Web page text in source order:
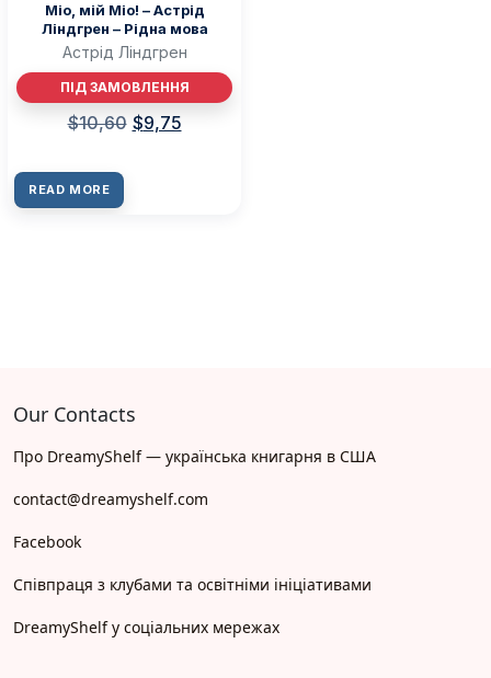
Міо, мій Міо! – Астрід
Ліндгрен – Рідна мова
Астрід Ліндгрен
ПІД ЗАМОВЛЕННЯ
$10,60 $9,75
READ MORE
Our Contacts
Про DreamyShelf — українська книгарня в США
contact@dreamyshelf.com
Facebook
Співпраця з клубами та освітніми ініціативами
DreamyShelf у соціальних мережах